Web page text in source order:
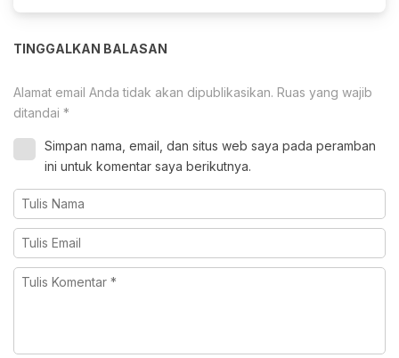
TINGGALKAN BALASAN
Alamat email Anda tidak akan dipublikasikan. Ruas yang wajib
ditandai *
Simpan nama, email, dan situs web saya pada peramban
ini untuk komentar saya berikutnya.